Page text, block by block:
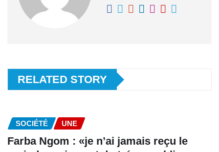
RELATED STORY
SOCIÉTÉ UNE
Farba Ngom : «je n’ai jamais reçu le